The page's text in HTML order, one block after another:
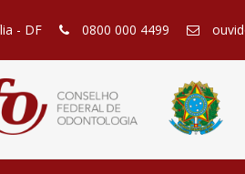
- DF 0800 000 4499